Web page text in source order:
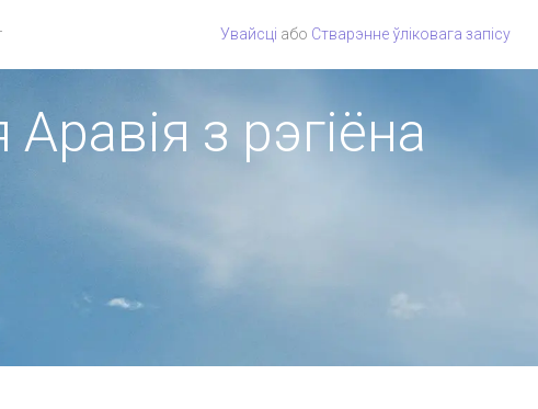
Увайсці або Стварэнне ўліковага запісу
з рэгіёна